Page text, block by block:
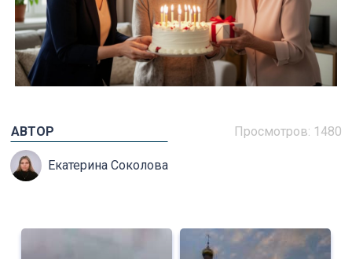
Просмотров: 1480
АВТОР
Екатерина Соколова